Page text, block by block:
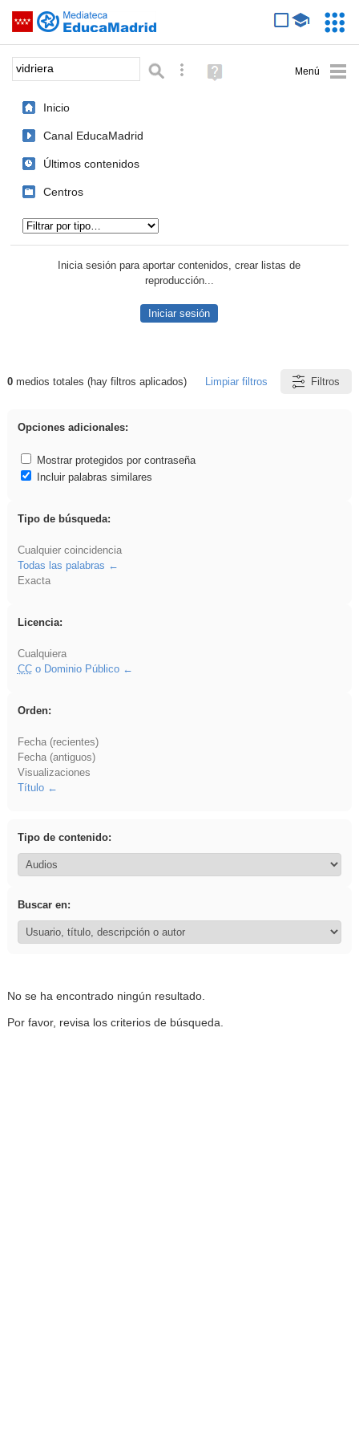
Saltar navegación
Palabra o frase: Búsqueda avanzada
Ayuda
(en
Inicio
Canal EducaMadrid
Últimos contenidos
Centros
Inicia sesión para aportar contenidos, crear listas de
reproducción...
Iniciar sesión
Resultados de: vidriera
0medios totales (hay filtros aplicados) Limpiar filtros Filtros
Opciones adicionales:
Mostrar protegidos por contraseña
Incluir palabras similares
Tipo de búsqueda:
Cualquier coincidencia
Todas las palabras
Exacta
Licencia:
Cualquiera
CCo Dominio Público
Orden:
Fecha (recientes)
Fecha (antiguos)
Visualizaciones
Título
Tipo de contenido:
Buscar en:
No se ha encontrado ningún resultado.
Por favor, revisa los criterios de búsqueda.